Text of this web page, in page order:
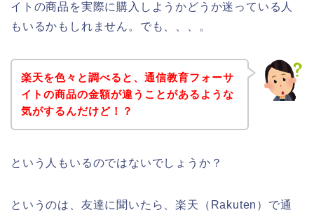
イトの商品を実際に購入しようかどうか迷っている人
もいるかもしれません。でも、、、。
楽天を色々と調べると、通信教育フォーサ
イトの商品の金額が違うことがあるような
気がするんだけど！？
という人もいるのではないでしょうか？
というのは、友達に聞いたら、楽天（Rakuten）で通